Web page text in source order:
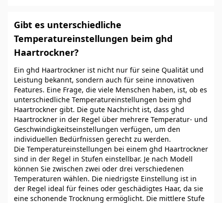
Gibt es unterschiedliche
Temperatureinstellungen beim ghd
Haartrockner?
Ein ghd Haartrockner ist nicht nur für seine Qualität und
Leistung bekannt, sondern auch für seine innovativen
Features. Eine Frage, die viele Menschen haben, ist, ob es
unterschiedliche Temperatureinstellungen beim ghd
Haartrockner gibt. Die gute Nachricht ist, dass ghd
Haartrockner in der Regel über mehrere Temperatur- und
Geschwindigkeitseinstellungen verfügen, um den
individuellen Bedürfnissen gerecht zu werden.
Die Temperatureinstellungen bei einem ghd Haartrockner
sind in der Regel in Stufen einstellbar. Je nach Modell
können Sie zwischen zwei oder drei verschiedenen
Temperaturen wählen. Die niedrigste Einstellung ist in
der Regel ideal für feines oder geschädigtes Haar, da sie
eine schonende Trocknung ermöglicht. Die mittlere Stufe